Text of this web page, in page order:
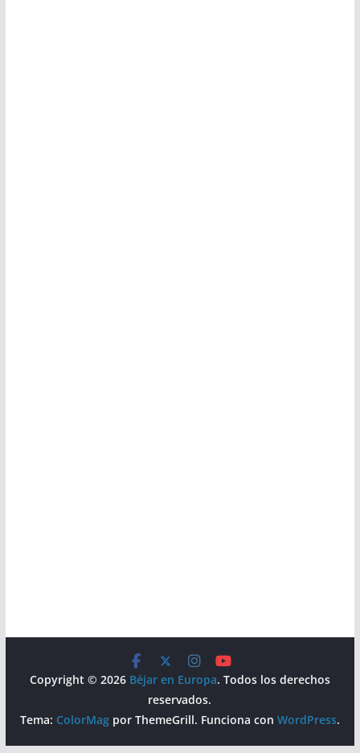
Copyright © 2026 Béjar en Europa. Todos los derechos
reservados.
Tema: ColorMagpor ThemeGrill. Funciona con WordPress.